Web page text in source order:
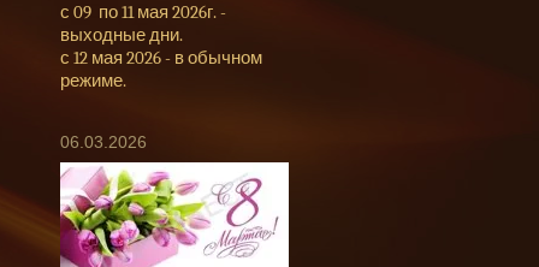
с 09 по 11 мая 2026г. -
выходные дни.
с 12 мая 2026 - в обычном
режиме.
06.03.2026